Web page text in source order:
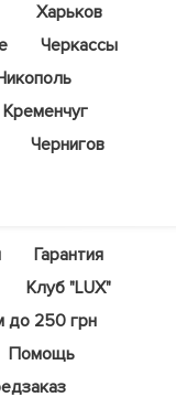
Харьков
Черкассы
Кременчуг
Чернигов
Гарантия
Клуб "LUX"
до 250 грн
Помощь